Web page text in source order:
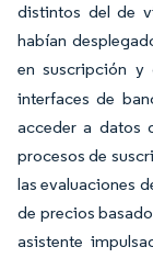
distintos del de
habían
en suscripción y
interfaces de
acceder a datos
procesos de
las evaluaciones
de precios
asistente